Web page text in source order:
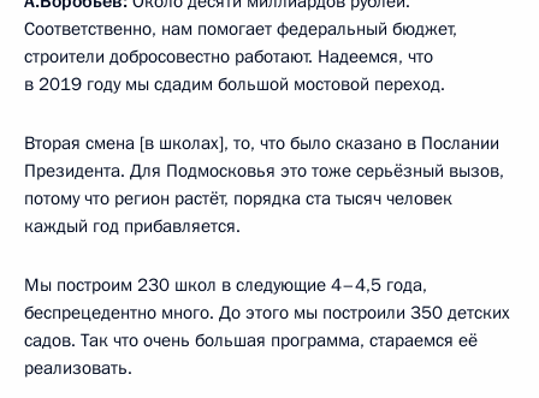
Соответственно, нам помогает федеральный бюджет,
строители добросовестно работают. Надеемся, что
в 2019 году мы сдадим большой мостовой переход.
Вторая смена [в школах], то, что было сказано в Послании
Президента. Для Подмосковья это тоже серьёзный вызов,
потому что регион растёт, порядка ста тысяч человек
каждый год прибавляется.
Мы построим 230 школ в следующие 4–4,5 года,
беспрецедентно много. До этого мы построили 350 детских
садов. Так что очень большая программа, стараемся её
реализовать.